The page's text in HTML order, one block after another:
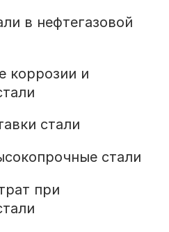
в нефтегазовой
коррозии и
стали
стали
при